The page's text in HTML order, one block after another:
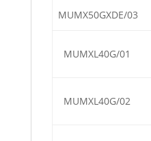
MUMX50GXDE/03
MUMXL40G/01
MUMXL40G/02